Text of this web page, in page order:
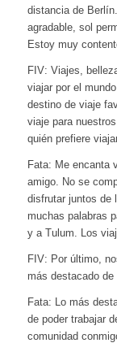
distancia de
agradable, sol
Estoy muy
FIV: Viajes,
viajar por el
destino de viaje
viaje para
quién prefiere
Fata: Me encanta
amigo. No se
disfrutar juntos de
muchas palabras
y a Tulum. Los
FIV: Por último,
más destacado de
Fata: Lo más
de poder trabajar
comunidad